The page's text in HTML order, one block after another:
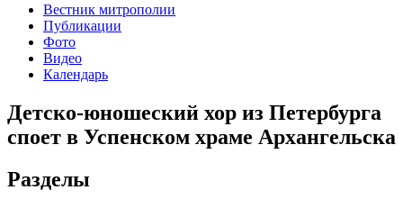
Вестник митрополии
Публикации
Фото
Видео
Календарь
Детско-юношеский хор из Петербурга
споет в Успенском храме Архангельска
Разделы